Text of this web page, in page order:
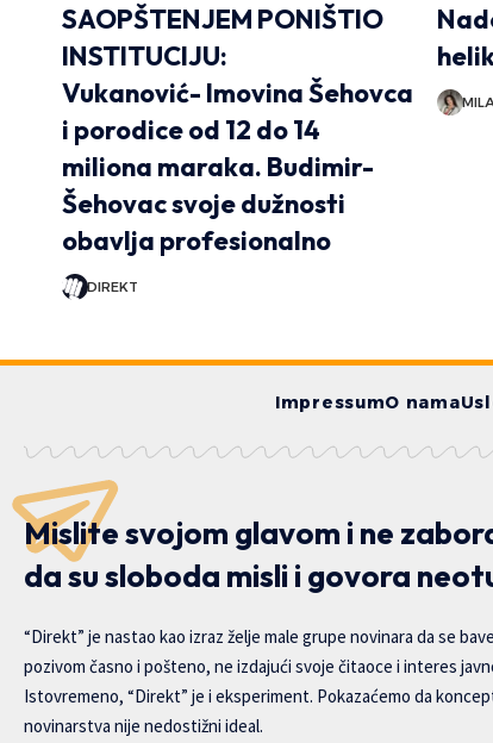
SAOPŠTENJEM PONIŠTIO
INSTITUCIJU:
Vukanović- Imovina Šehovca
i porodice od 12 do 14
miliona maraka. Budimir-
Šehovac svoje dužnosti
obavlja profesionalno
DIREKT
ImpressumO nama
Mislite svojom glavom i ne
da su sloboda misli i govora
“Direkt” je nastao kao izraz želje male grupe novinara da se
pozivom časno i pošteno, ne izdajući svoje čitaoce i interes
Istovremeno, “Direkt” je i eksperiment. Pokazaćemo da
novinarstva nije nedostižni ideal.